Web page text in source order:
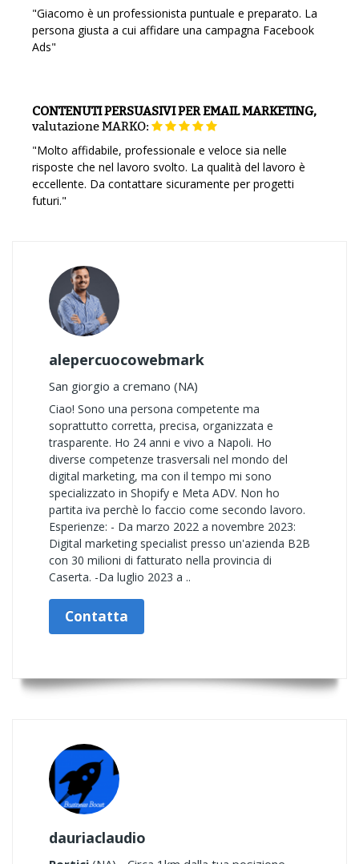
"Giacomo è un professionista puntuale e preparato. La
persona giusta a cui affidare una campagna Facebook
Ads"
CONTENUTI PERSUASIVI PER EMAIL MARKETING,
valutazioneMARKO:
"Molto affidabile, professionale e veloce sia nelle
risposte che nel lavoro svolto. La qualità del lavoro è
eccellente. Da contattare sicuramente per progetti
futuri."
alepercuocowebmark
San giorgio a cremano (NA)
Ciao! Sono una persona competente ma
soprattutto corretta, precisa, organizzata e
trasparente. Ho 24 anni e vivo a Napoli. Ho
diverse competenze trasversali nel mondo del
digital marketing, ma con il tempo mi sono
specializzato in Shopify e Meta ADV. Non ho
partita iva perchè lo faccio come secondo lavoro.
Esperienze: - Da marzo 2022 a novembre 2023:
Digital marketing specialist presso un'azienda B2B
con 30 milioni di fatturato nella provincia di
Caserta. -Da luglio 2023 a ..
Contatta
dauriaclaudio